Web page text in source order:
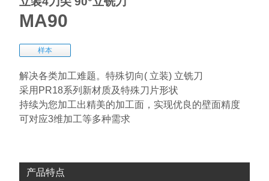
MA90
样本
解决各类加工难题。特殊切向( 立装) 立铣刀
采用PR18系列新材质及特殊刀片形状
持续为您加工出精美的加工面，实现优良的壁面精度
可对应3维加工等多种需求
产品特点